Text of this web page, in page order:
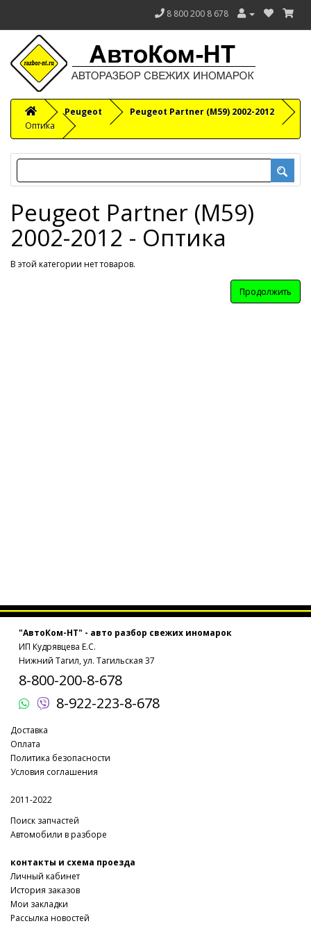
8 800 200 8 678
Peugeot
Peugeot Partner (M59) 2002-2012
Оптика
Peugeot Partner (M59)
2002-2012 - Оптика
В этой категории нет товаров.
Продолжить
"АвтоКом-НТ" - авто разбор свежих иномарок
ИП Кудрявцева Е.С.
Нижний Тагил, ул. Тагильская 37
8-800-200-8-678
8-922-223-8-678
Доставка
Оплата
Политика безопасности
Условия соглашения
2011-2022
Поиск запчастей
Автомобили в разборе
контакты и схема проезда
Личный кабинет
История заказов
Мои закладки
Рассылка новостей